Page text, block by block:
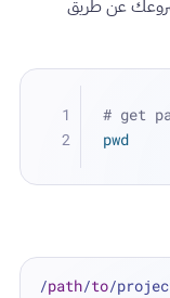
عن طريق
# get
pwd
/path/to